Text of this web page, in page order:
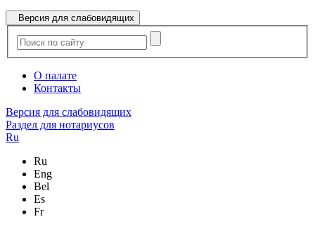
Версия для слабовидящих
О палате
Контакты
Версия для слабовидящих
Раздел для нотариусов
Ru
Ru
Eng
Bel
Es
Fr